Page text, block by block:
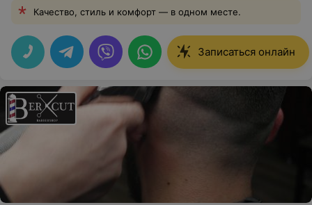
Качество, стиль и комфорт — в одном месте.
Записаться онлайн